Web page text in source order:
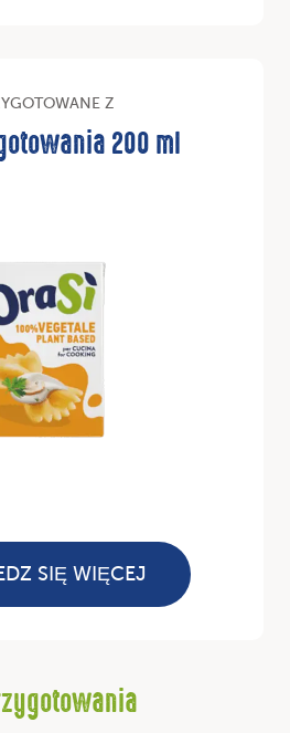
Z
200 ml
SIĘ WIĘCEJ